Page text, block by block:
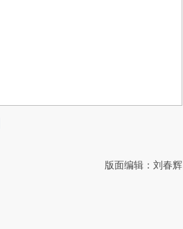
版面编辑：刘春辉